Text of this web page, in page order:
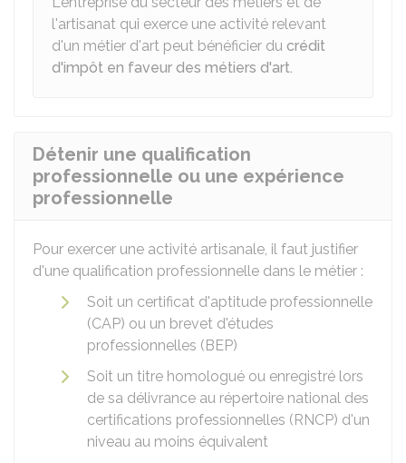
l'artisanat qui exerce une activité relevant
d'un métier d'art peut bénéficier du crédit
d'impôt en faveur des métiers d'art.
Détenir une qualification
professionnelle ou une expérience
professionnelle
Pour exercer une activité artisanale, il faut justifier
d'une qualification professionnelle dans le métier :
Soit un certificat d'aptitude professionnelle
(CAP) ou un brevet d'études
professionnelles (BEP)
Soit un titre homologué ou enregistré lors
de sa délivrance au répertoire national des
certifications professionnelles (RNCP) d'un
niveau au moins équivalent